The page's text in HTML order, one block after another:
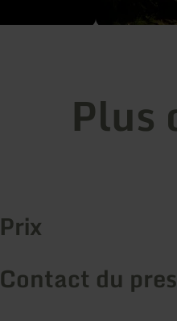
Plus
Prix
Contact du